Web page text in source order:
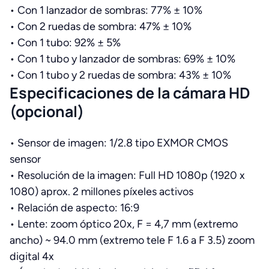
• Con 1 lanzador de sombras: 77% ± 10%
• Con 2 ruedas de sombra: 47% ± 10%
• Con 1 tubo: 92% ± 5%
• Con 1 tubo y lanzador de sombras: 69% ± 10%
• Con 1 tubo y 2 ruedas de sombra: 43% ± 10%
Especificaciones de la cámara HD
(opcional)
• Sensor de imagen: 1/2.8 tipo EXMOR CMOS
sensor
• Resolución de la imagen: Full HD 1080p (1920 x
1080) aprox. 2 millones píxeles activos
• Relación de aspecto: 16:9
• Lente: zoom óptico 20x, F = 4,7 mm (extremo
ancho) ~ 94.0 mm (extremo tele F 1.6 a F 3.5) zoom
digital 4x